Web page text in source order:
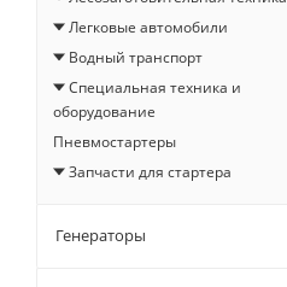
Легковые автомобили
Водный транспорт
Специальная техника и
оборудование
Пневмостартеры
Запчасти для стартера
Генераторы